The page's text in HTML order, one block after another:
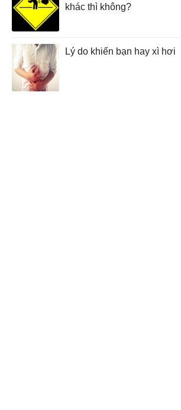
khác thì không?
Lý do khiến bạn hay xì hơi